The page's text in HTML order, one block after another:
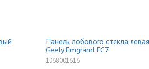
Панель лобового стекла левая
Geely Emgrand EC7
1068001616